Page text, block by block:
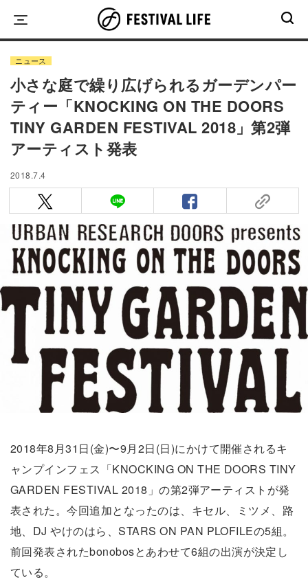
content
ニュース
小さな庭で繰り広げられるガーデンパー
ティー「KNOCKING ON THE DOORS
TINY GARDEN FESTIVAL 2018」第2弾
アーティスト発表
2018.7.4
2018年8月31日(金)〜9月2日(日)にかけて開催されるキ
ャンプインフェス「KNOCKING ON THE DOORS TINY
GARDEN FESTIVAL 2018」の第2弾アーティストが発
表された。今回追加となったのは、キセル、ミツメ、路
地、DJ やけのはら、STARS ON PAN PLOFILEの5組。
前回発表されたbonobosとあわせて6組の出演が決定し
ている。